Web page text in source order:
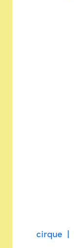
cirque